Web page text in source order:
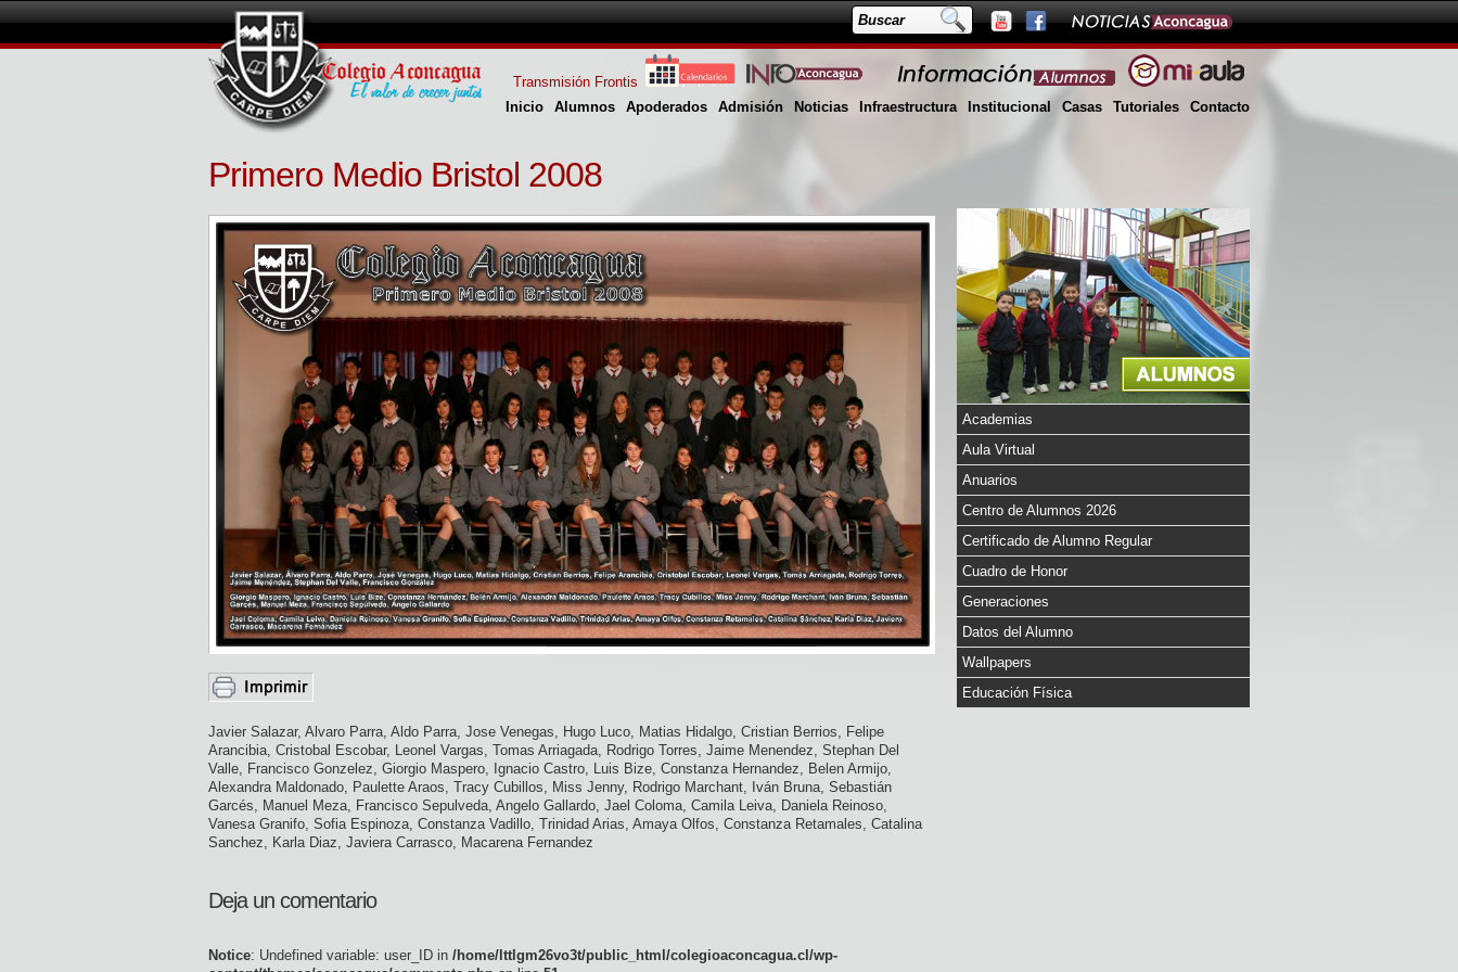
Inicio Alumnos Apoderados Admisión Noticias Infraestructura Institucional Casas Tutoriales Contacto
Transmisión Frontis
Primero Medio Bristol 2008
Javier Salazar, Alvaro Parra, Aldo Parra, Jose Venegas, Hugo Luco, Matias Hidalgo, Cristian Berrios, Felipe
Arancibia, Cristobal Escobar, Leonel Vargas, Tomas Arriagada, Rodrigo Torres, Jaime Menendez, Stephan Del
Valle, Francisco Gonzelez, Giorgio Maspero, Ignacio Castro, Luis Bize, Constanza Hernandez, Belen Armijo,
Alexandra Maldonado, Paulette Araos, Tracy Cubillos, Miss Jenny, Rodrigo Marchant, Iván Bruna, Sebastián
Garcés, Manuel Meza, Francisco Sepulveda, Angelo Gallardo, Jael Coloma, Camila Leiva, Daniela Reinoso,
Vanesa Granifo, Sofia Espinoza, Constanza Vadillo, Trinidad Arias, Amaya Olfos, Constanza Retamales, Catalina
Sanchez, Karla Diaz, Javiera Carrasco, Macarena Fernandez
Deja un comentario
Notice: Undefined variable: user_ID in /home/lttlgm26vo3t/public_html/colegioaconcagua.cl/wp-
Academias
Aula Virtual
Anuarios
Centro de Alumnos 2026
Certificado de Alumno Regular
Cuadro de Honor
Generaciones
Datos del Alumno
Wallpapers
Educación Física